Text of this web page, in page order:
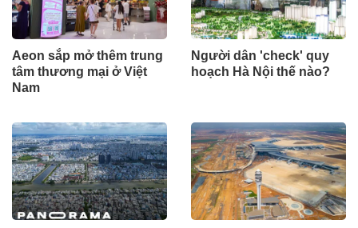
Aeon sắp mở thêm trung
tâm thương mại ở Việt
Nam
Người dân 'check' quy
hoạch Hà Nội thế nào?